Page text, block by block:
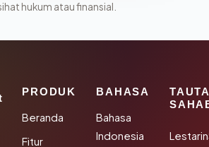
hukum atau finansial.
PRODUK
Beranda
Fitur
BAHASA
Bahasa
Indonesia